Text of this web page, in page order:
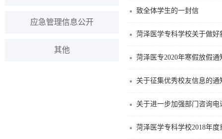
应急管理信息公开
其他
致全体学生的一封信
菏泽医学专科学校关于做
菏泽医专2020年寒假放假通
关于征集优秀校友信息的通
关于进一步加强部门咨询电
菏泽医学专科学校2018年